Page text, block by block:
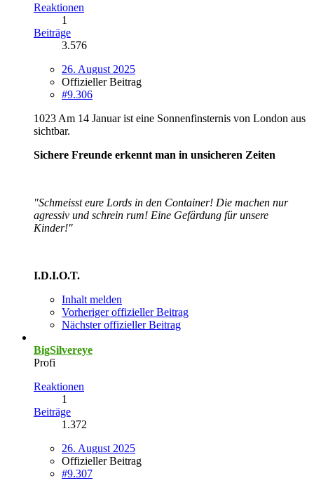
Reaktionen
1
Beiträge
3.576
26. August 2025
Offizieller Beitrag
#9.306
1023 Am 14 Januar ist eine Sonnenfinsternis von London aus
sichtbar.
Sichere Freunde erkennt man in unsicheren Zeiten
"Schmeisst eure Lords in den Container! Die machen nur
agressiv und schrein rum! Eine Gefärdung für unsere
Kinder!"
I.D.I.O.T.
Inhalt melden
Vorheriger offizieller Beitrag
Nächster offizieller Beitrag
BigSilvereye
Profi
Reaktionen
1
Beiträge
1.372
26. August 2025
Offizieller Beitrag
#9.307